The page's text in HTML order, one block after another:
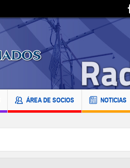
ÁREA DE SOCIOS NOTICIAS